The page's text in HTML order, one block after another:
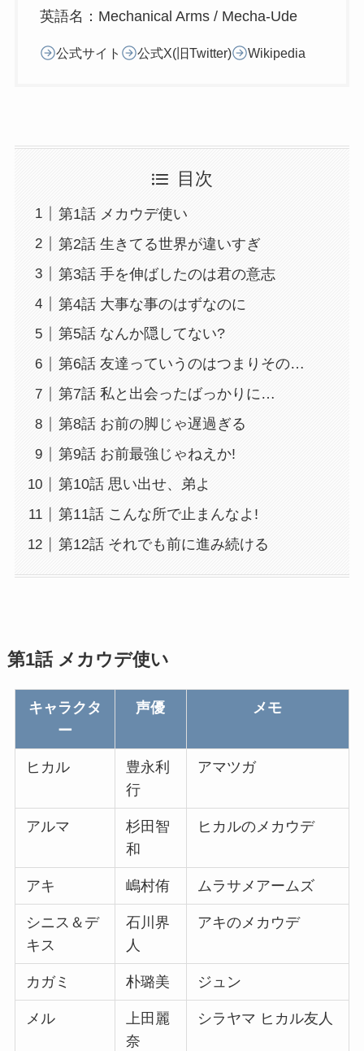
英語名：Mechanical Arms / Mecha-Ude
公式サイト 公式X(旧Twitter) Wikipedia
目次
第1話 メカウデ使い
第2話 生きてる世界が違いすぎ
第3話 手を伸ばしたのは君の意志
第4話 大事な事のはずなのに
第5話 なんか隠してない?
第6話 友達っていうのはつまりその…
第7話 私と出会ったばっかりに…
第8話 お前の脚じゃ遅過ぎる
第9話 お前最強じゃねえか!
第10話 思い出せ、弟よ
第11話 こんな所で止まんなよ!
第12話 それでも前に進み続ける
第1話 メカウデ使い
キャラクタ
ー
声優 メモ
ヒカル
豊永利
行
アマツガ
アルマ
杉田智
和
ヒカルのメカウデ
アキ 嶋村侑 ムラサメアームズ
シニス＆デ
キス
石川界
人
アキのメカウデ
カガミ 朴璐美 ジュン
メル
上田麗
奈
シラヤマ ヒカル友人